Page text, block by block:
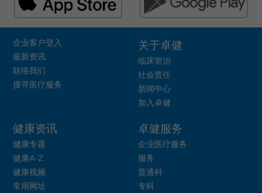
企业客户登入
最新资讯
联络我们
搜寻医疗服务
关于卓健
临床管治
社会责任
新闻中心
加入卓健
健康资讯
健康专题
健康A-Z
健康视频
常用网址
卓健服务
企业医疗服务
服务
普通科
专科